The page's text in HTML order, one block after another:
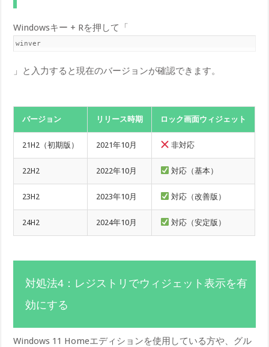
Windowsキー + Rを押して「
winver
」と入力すると現在のバージョンが確認できます。
バージョン リリース時期 ロック画面ウィジェット
21H2（初期版） 2021年10月 非対応
22H2 2022年10月 対応（基本）
23H2 2023年10月 対応（改善版）
24H2 2024年10月 対応（安定版）
対処法4：レジストリでウィジェット表示を有
効にする
Windows 11 Homeエディションを使用している方や、グル